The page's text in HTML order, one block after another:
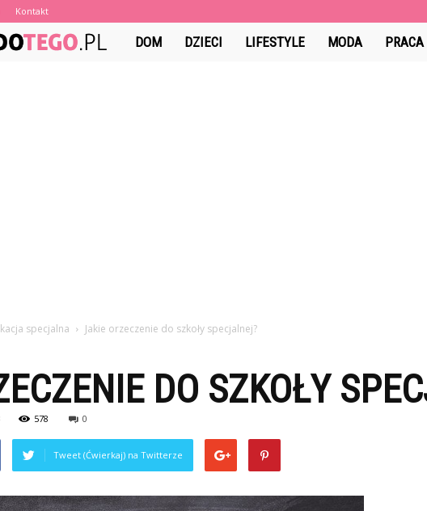
Kontakt
GuzikCiDoTego.pl
DOM DZIECI LIFESTYLE MODA PRACA
specjalna Jakie orzeczenie do szkoły specjalnej?
DO SZKOŁY
578 0
Tweet (Ćwierkaj) na Twitterze